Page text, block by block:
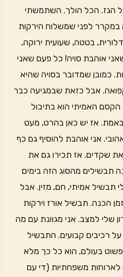
הגז. הכל הולך. השתמשתי
לפני שמשלוח הירקות
בטטה, שעועית ירוקה,
אוהבת סויה! כל פעם שאני
כמובן שמדובר בסויה שהיא
אבל כזאת שבמגיעה כבר
האמיתי הוא בתיבול
באמת. אז יש כאן בהרט, מעט
אהובי. אני אוהבת להוסיף גם כף
שקדים. אז תכירו גם את
תבשילים מהסוג הזה בימים
תבשיל אמיתי, חם, מזין. אבל
הכנה. תבשיל אורז וירקות
שלי למצב. אני מגוונת עם מה
רכיבים קבועים. התבשיל
בעולם, הוא כל כך מלא
לארוחות משפחתיות (די עם